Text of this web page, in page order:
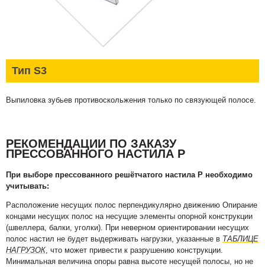
Тип S3
Выпиловка зубьев противоскольжения только по связующей полосе.
РЕКОМЕНДАЦИИ ПО ЗАКАЗУ
ПРЕССОВАННОГО НАСТИЛА Р
При выборе прессованного решётчатого настила Р необходимо
учитывать:
Расположение несущих полос перпендикулярно движению Опирание
концами несущих полос на несущие элементы опорной конструкции
(швеллера, балки, уголки). При неверном ориентировании несущих
полос настил не будет выдерживать нагрузки, указанные в ТАБЛИЦЕ
НАГРУЗОК , что может привести к разрушению конструкции.
Минимальная величина опоры равна высоте несущей полосы, но не